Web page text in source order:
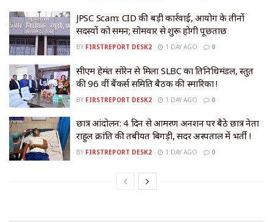
JPSC Scam: CID की बड़ी कार्रवाई, आयोग के तीनों
सदस्यों को समन; सोमवार से शुरू होगी पूछताछ
BY FIRSTREPORT DESK2 1 DAY AGO 0
सीएम हेमंत सोरेन से मिला SLBC का प्रतिनिधिमंडल, प्रस्तुत
की 96 वीं बैंकर्स समिति बैठक की स्मारिका !
BY FIRSTREPORT DESK2 1 DAY AGO 0
छात्र आंदोलन: 4 दिन से आमरण अनशन पर बैठे छात्र नेता
राहुल क्रांति की तबीयत बिगड़ी, सदर अस्पताल में भर्ती !
BY FIRSTREPORT DESK2 1 DAY AGO 0